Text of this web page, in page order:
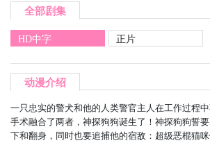
全部剧集
HD中字 正片
动漫介绍
一只忠实的警犬和他的人类警官主人在工作过程
手术融合了两者，神探狗狗诞生了！神探狗狗誓
下和翻身，同时也要追捕他的宿敌：超级恶棍猫